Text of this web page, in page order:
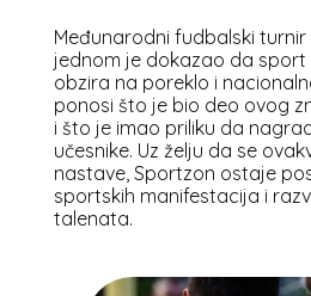
Međunarodni fudbalski
jednom je dokazao da sport
obzira na poreklo i
ponosi što je bio deo ovog
i što je imao priliku da
učesnike. Uz želju da se
nastave, Sportzon ostaje
sportskih manifestacija i
talenata.